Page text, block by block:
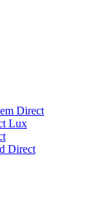
Direct
Lux
Direct